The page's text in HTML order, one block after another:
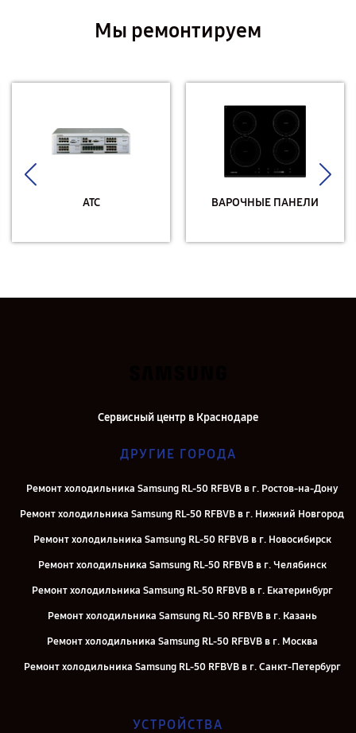
Мы ремонтируем
АТС ВАРОЧНЫЕ ПАНЕЛИ
Сервисный центр в Краснодаре
ДРУГИЕ ГОРОДА
Ремонт холодильника Samsung RL-50 RFBVB в г. Ростов-на-Дону
Ремонт холодильника Samsung RL-50 RFBVB в г. Нижний Новгород
Ремонт холодильника Samsung RL-50 RFBVB в г. Новосибирск
Ремонт холодильника Samsung RL-50 RFBVB в г. Челябинск
Ремонт холодильника Samsung RL-50 RFBVB в г. Екатеринбург
Ремонт холодильника Samsung RL-50 RFBVB в г. Казань
Ремонт холодильника Samsung RL-50 RFBVB в г. Москва
Ремонт холодильника Samsung RL-50 RFBVB в г. Санкт-Петербург
УСТРОЙСТВА